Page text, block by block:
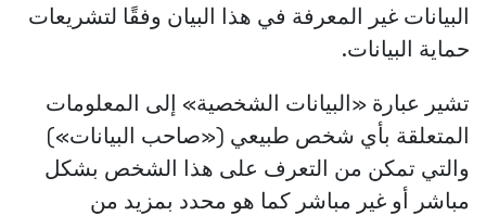
البيانات غير المعرفة في هذا البيان وفقًا لتشريعات
حماية البيانات.
تشير عبارة «البيانات الشخصية» إلى المعلومات
المتعلقة بأي شخص طبيعي («صاحب البيانات»)
والتي تمكن من التعرف على هذا الشخص بشكل
مباشر أو غير مباشر كما هو محدد بمزيد من